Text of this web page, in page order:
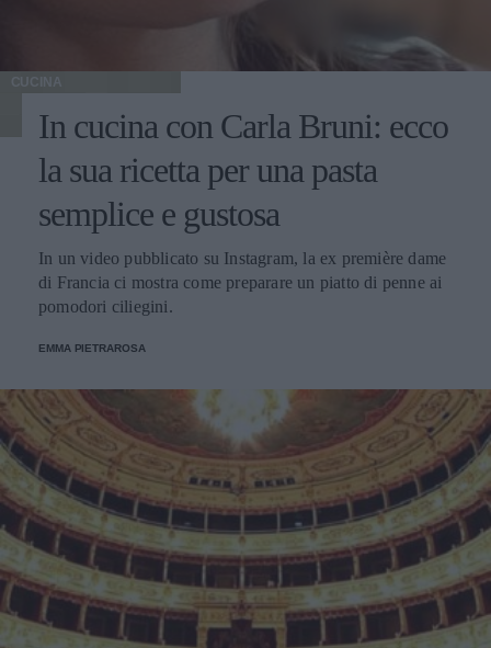
CUCINA
In cucina con Carla Bruni: ecco
la sua ricetta per una pasta
semplice e gustosa
In un video pubblicato su Instagram, la ex première dame
di Francia ci mostra come preparare un piatto di penne ai
pomodori ciliegini.
EMMA PIETRAROSA